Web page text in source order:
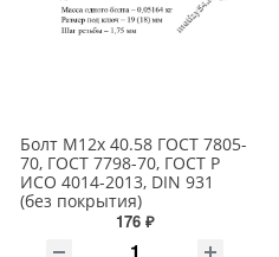
Болт М12х 40.58 ГОСТ 7805-
70, ГОСТ 7798-70, ГОСТ Р
ИСО 4014-2013, DIN 931
(без покрытия)
176 ₽